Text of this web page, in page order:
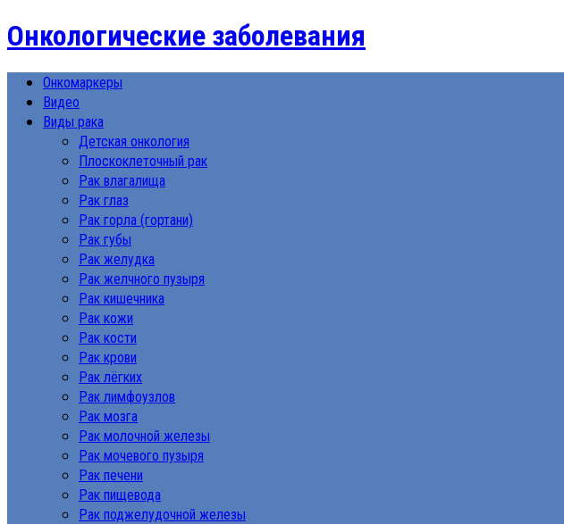
Онкологические заболевания
Онкомаркеры
Видео
Виды рака
Детская онкология
Плоскоклеточный рак
Рак влагалища
Рак глаз
Рак горла (гортани)
Рак губы
Рак желудка
Рак желчного пузыря
Рак кишечника
Рак кожи
Рак кости
Рак крови
Рак лёгких
Рак лимфоузлов
Рак мозга
Рак молочной железы
Рак мочевого пузыря
Рак печени
Рак пищевода
Рак поджелудочной железы